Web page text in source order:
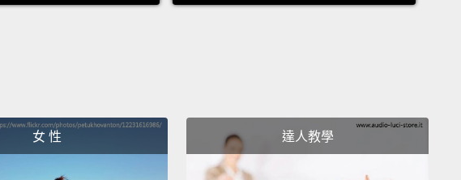
He's like, "What?"
他看起來就像「什麼鬼？」
女 性 達人教學